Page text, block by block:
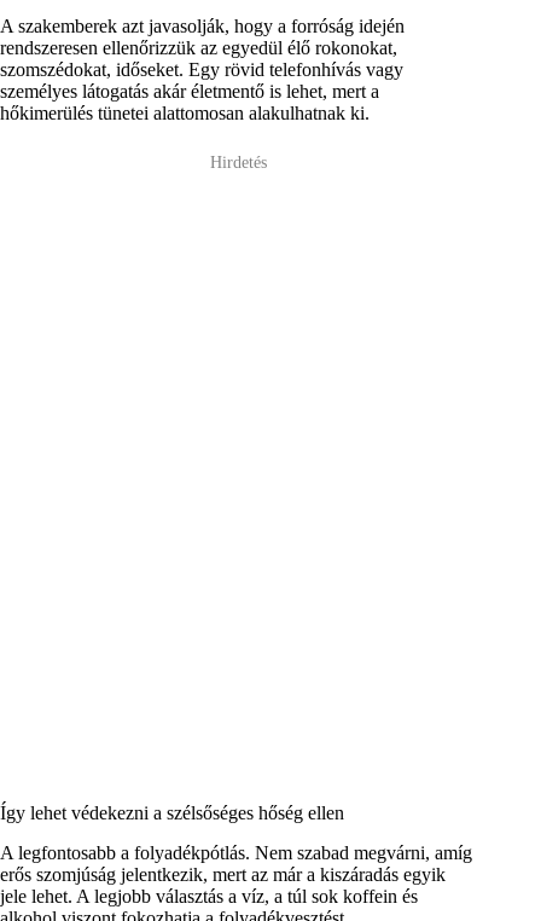
A szakemberek azt javasolják, hogy a forróság idején
rendszeresen ellenőrizzük az egyedül élő rokonokat,
szomszédokat, időseket. Egy rövid telefonhívás vagy
személyes látogatás akár életmentő is lehet, mert a
hőkimerülés tünetei alattomosan alakulhatnak ki.
Hirdetés
Így lehet védekezni a szélsőséges hőség ellen
A legfontosabb a folyadékpótlás. Nem szabad megvárni, amíg
erős szomjúság jelentkezik, mert az már a kiszáradás egyik
jele lehet. A legjobb választás a víz, a túl sok koffein és